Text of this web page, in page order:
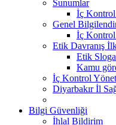
Sunumlar
İç Kontrol
Genel
İç Kontrol
Etik Davranış
Etik
Kamu
İç Kontrol
Diyarbakır İl
Bilgi Güvenliği
İhlal Bildirim